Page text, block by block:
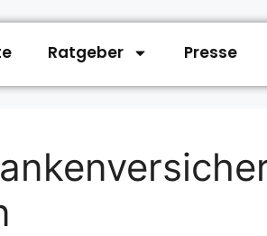
Ratgeber Presse